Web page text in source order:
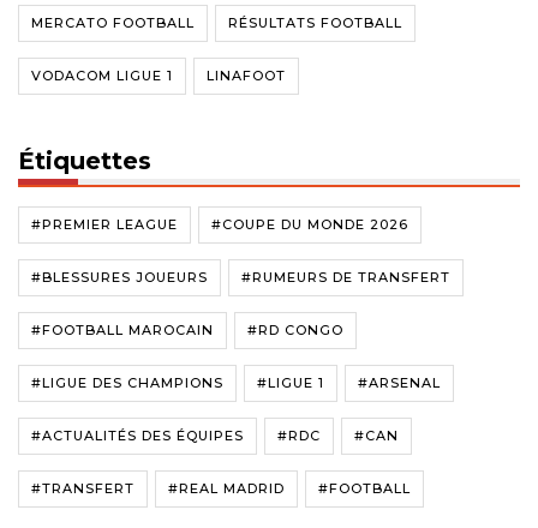
MERCATO FOOTBALL RÉSULTATS FOOTBALL
VODACOM LIGUE 1 LINAFOOT
Étiquettes
#PREMIER LEAGUE #COUPE DU MONDE 2026
#BLESSURES JOUEURS #RUMEURS DE TRANSFERT
#FOOTBALL MAROCAIN #RD CONGO
#LIGUE DES CHAMPIONS #LIGUE 1 #ARSENAL
#ACTUALITÉS DES ÉQUIPES #RDC #CAN
#TRANSFERT #REAL MADRID #FOOTBALL